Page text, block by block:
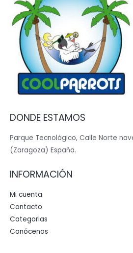
DONDE ESTAMOS
Parque Tecnológico, Calle Norte
(Zaragoza) España.
INFORMACIÓN
Mi cuenta
Contacto
Categorias
Conócenos